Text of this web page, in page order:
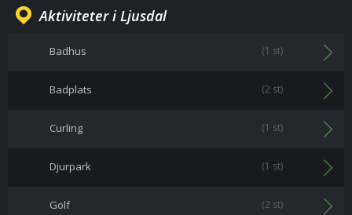
Aktiviteter i Ljusdal
Badhus (1 st)
Badplats (2 st)
Curling (1 st)
Djurpark (1 st)
Golf (2 st)